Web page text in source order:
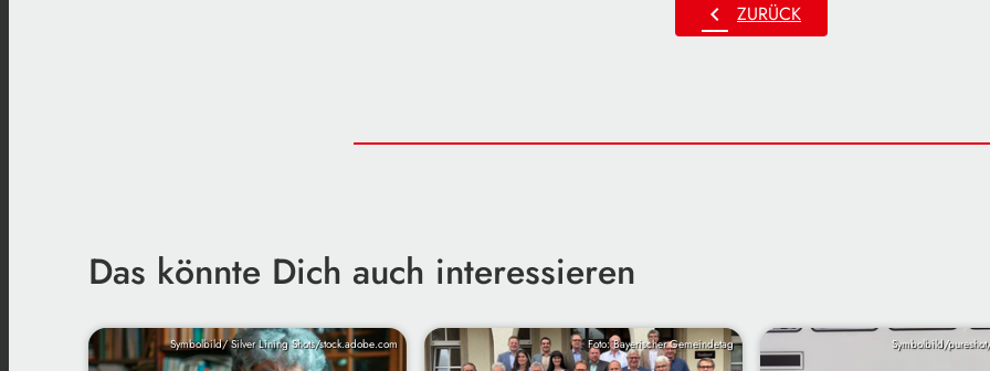
chevron_left ZURÜCK
Das könnte Dich auch interessieren
Symbolbild/ Silver Lining Shots/stock.adobe.com Foto: Bayerischer Gemeindetag Symbolbild/